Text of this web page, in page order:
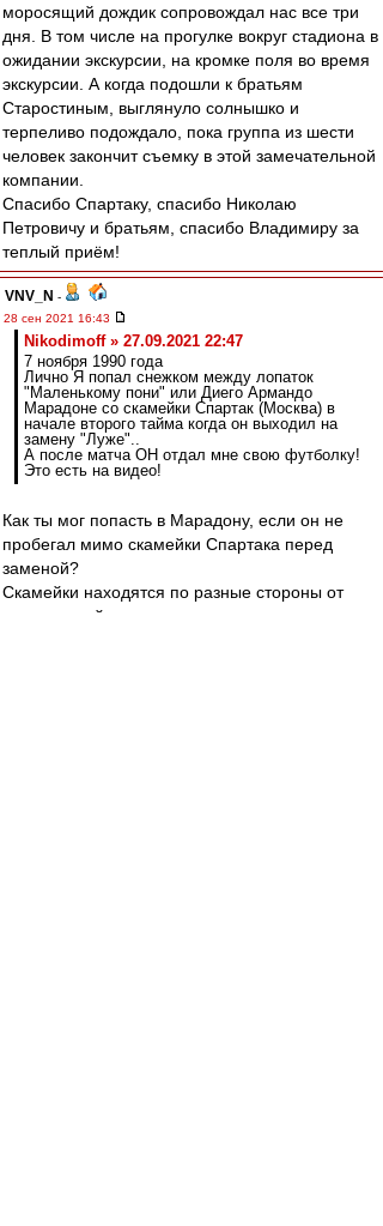
моросящий дождик сопровождал нас все три
дня. В том числе на прогулке вокруг стадиона в
ожидании экскурсии, на кромке поля во время
экскурсии. А когда подошли к братьям
Старостиным, выглянуло солнышко и
терпеливо подождало, пока группа из шести
человек закончит съемку в этой замечательной
компании.
Спасибо Спартаку, спасибо Николаю
Петровичу и братьям, спасибо Владимиру за
теплый приём!
VNV_N -
28 сен 2021 16:43
Nikodimoff » 27.09.2021 22:47
7 ноября 1990 года
Лично Я попал снежком между лопаток
"Маленькому пони" или Диего Армандо
Марадоне со скамейки Спартак (Москва) в
начале второго тайма когда он выходил на
замену "Луже"..
А после матча ОН отдал мне свою футболку!
Это есть на видео!
Как ты мог попасть в Марадону, если он не
пробегал мимо скамейки Спартака перед
заменой?
Скамейки находятся по разные стороны от
центральной линии и невозможно перед